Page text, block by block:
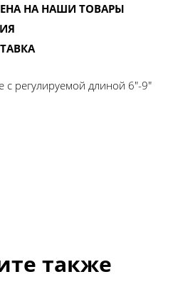
НА НАШИ ТОВАРЫ
с регулируемой длиной 6"-9"
также